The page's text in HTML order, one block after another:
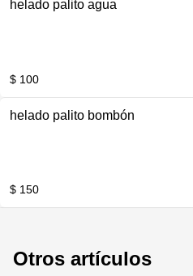
helado palito agua
$ 100
helado palito bombón
$ 150
Otros artículos